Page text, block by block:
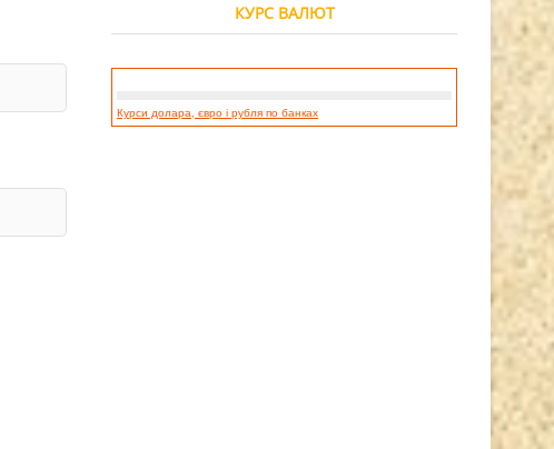
КУРС ВАЛЮТ
Курси долара, євро і рубля по банках